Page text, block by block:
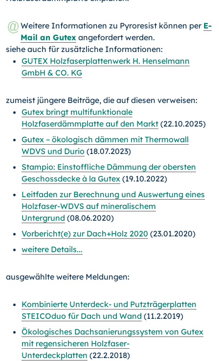
Weitere Informationen zu Pyroresist können per E-
Mail an Gutex angefordert werden.
siehe auch für zusätzliche Informationen:
GUTEX Holzfaserplattenwerk H. Henselmann
GmbH & CO. KG
zumeist jüngere Beiträge, die auf diesen verweisen:
Gutex bringt multifunktionale
Holzfaserdämmplatte auf den Markt (22.10.2025)
Gutex – ökologisch dämmen mit Thermowall
WDVS und Durio (18.07.2023)
Stampio: Einstoffliche Dämmung der obersten
Geschossdecke à la Gutex (19.10.2022)
Leitfaden zur Berechnung und Auswertung eines
Holzfaser-WDVS auf mineralischem
Untergrund (08.06.2020)
Vorbericht(e) zur Dach+Holz 2020 (23.01.2020)
weitere Details...
ausgewählte weitere Meldungen:
Kombinierte Unterdeck- und Putzträgerplatten
STEICOduo für Dach und Wand (11.2.2019)
Ökologisches Dachsanierungssystem von Gutex
mit regensicheren Holzfaser-
Unterdeckplatten (22.2.2018)